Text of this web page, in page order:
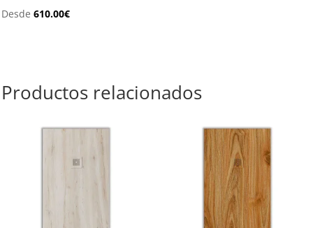
Desde610.00€
Productos relacionados